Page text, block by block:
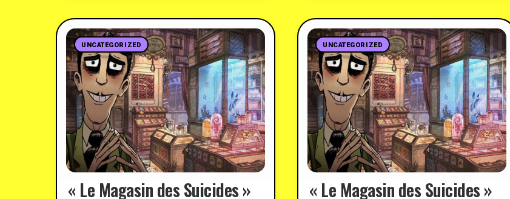
UNCATEGORIZED
« Le Magasin des Suicides »
UNCATEGORIZED
« Le Magasin des Suicides »